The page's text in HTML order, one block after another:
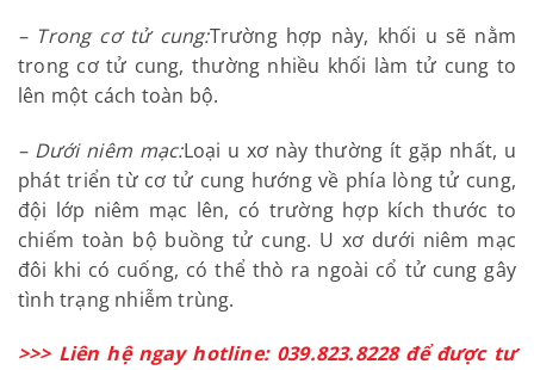
– Trong cơ tử cung:Trường hợp này, khối u sẽ nằm
trong cơ tử cung, thường nhiều khối làm tử cung to
– Dưới niêm mạc:Loại u xơ này thường ít gặp nhất, u
phát triển từ cơ tử cung hướng về phía lòng tử
cung, đội lớp niêm mạc lên, có trường hợp kích
thước to chiếm toàn bộ buồng tử cung. U xơ dưới
niêm mạc đôi khi có cuống, có thể thò ra ngoài cổ